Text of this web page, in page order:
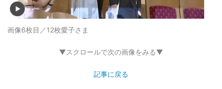
画像6枚目／12枚愛子さま
▼スクロールで次の画像をみる▼
記事に戻る